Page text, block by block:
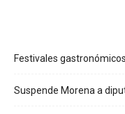
Festivales
Suspende Morena a